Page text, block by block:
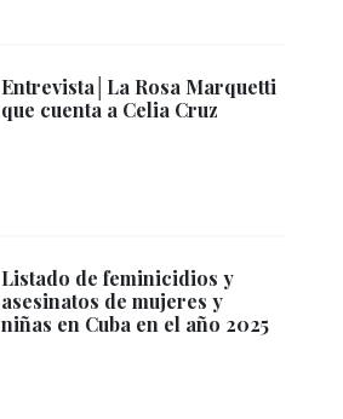
Entrevista│La Rosa Marquetti
que cuenta a Celia Cruz
Listado de feminicidios y
asesinatos de mujeres y
niñas en Cuba en el año 2025